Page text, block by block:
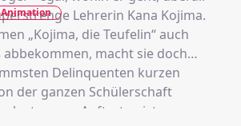
Lehrerin Kana Kojima.
„Kojima, die Teufelin“ auch
macht sie doch
Delinquenten kurzen
der ganzen Schülerschaft
strenges Auftreten ist
Animation